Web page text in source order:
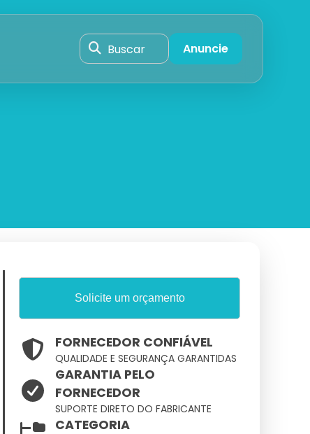
Buscar Anuncie
Solicite um orçamento
FORNECEDOR CONFIÁVEL
QUALIDADE E SEGURANÇA GARANTIDAS
GARANTIA PELO
FORNECEDOR
SUPORTE DIRETO DO FABRICANTE
CATEGORIA